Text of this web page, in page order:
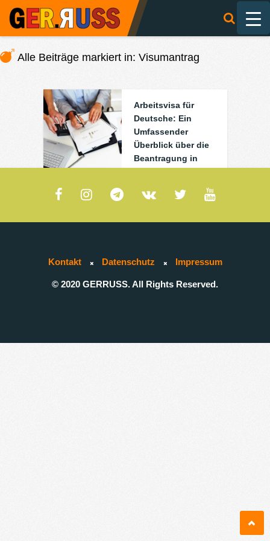
Alle Beiträge markiert in: Visumantrag
Arbeitsvisa für
Deutsche: Ein
Umfassender
Überblick über die
Beantragung in
Kontakt Datenschutz Impressum
© 2020 GERRUSS. All Rights Reserved.